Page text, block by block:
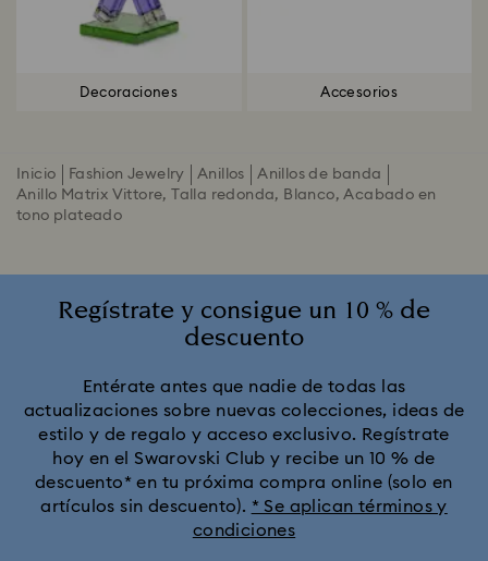
Decoraciones Accesorios
Inicio Fashion Jewelry Anillos
Anillos de banda
Anillo Matrix Vittore, Talla redonda, Blanco, Acabado en
tono plateado
Regístrate y consigue un 10 % de
descuento
Entérate antes que nadie de todas las
actualizaciones sobre nuevas colecciones, ideas de
estilo y de regalo y acceso exclusivo. Regístrate
hoy en el Swarovski Club y recibe un 10 % de
descuento* en tu próxima compra online (solo en
artículos sin descuento). * Se aplican términos y
condiciones